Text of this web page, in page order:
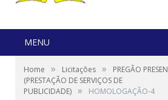
MENU
Home » Licitações »
PREGÃO
(PRESTAÇÃO DE SERVIÇOS DE
PUBLICIDADE) » HOMOLOGAÇÃO-4